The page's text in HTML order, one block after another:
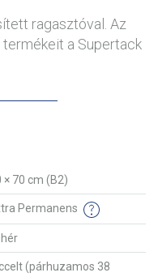
ragasztóval. Az
a Supertack
× 70 cm (B2)
Permanens
(párhuzamos 38